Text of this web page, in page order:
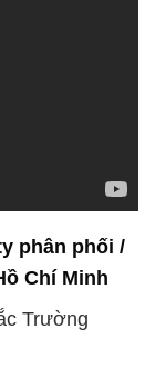
phân phối /
Chí Minh
Trường